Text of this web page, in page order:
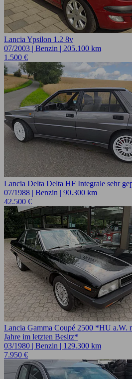
Lancia Ypsilon 1.2 8v
07/2003 | Benzin | 205.100 km
1.500 €
Lancia Delta Delta HF Integrale sehr
07/1988 | Benzin | 90.300 km
42.500 €
Lancia Gamma Coupé 2500 *HU a.W.
Jahre im letzten Besitz*
03/1980 | Benzin | 129.300 km
7.950 €